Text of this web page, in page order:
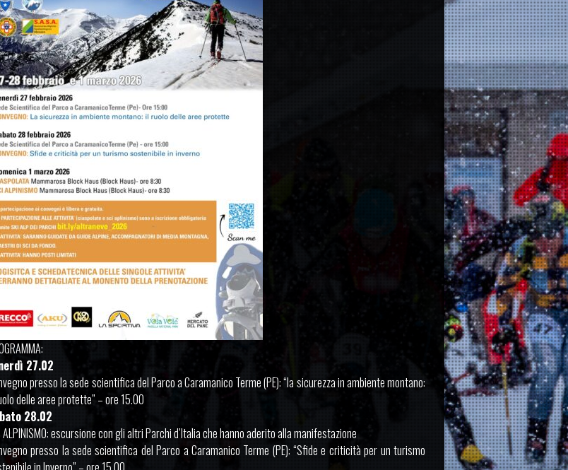
27.02
presso la sede scientifica del Parco a Caramanico Terme (PE): “la sicurezza in ambiente montano:
delle aree protette” – ore 15.00
28.02
ALPINISMO: escursione con gli altri Parchi d’Italia che hanno aderito alla manifestazione
presso la sede scientifica del Parco a Caramanico Terme (PE): “Sfide e criticità per un turismo